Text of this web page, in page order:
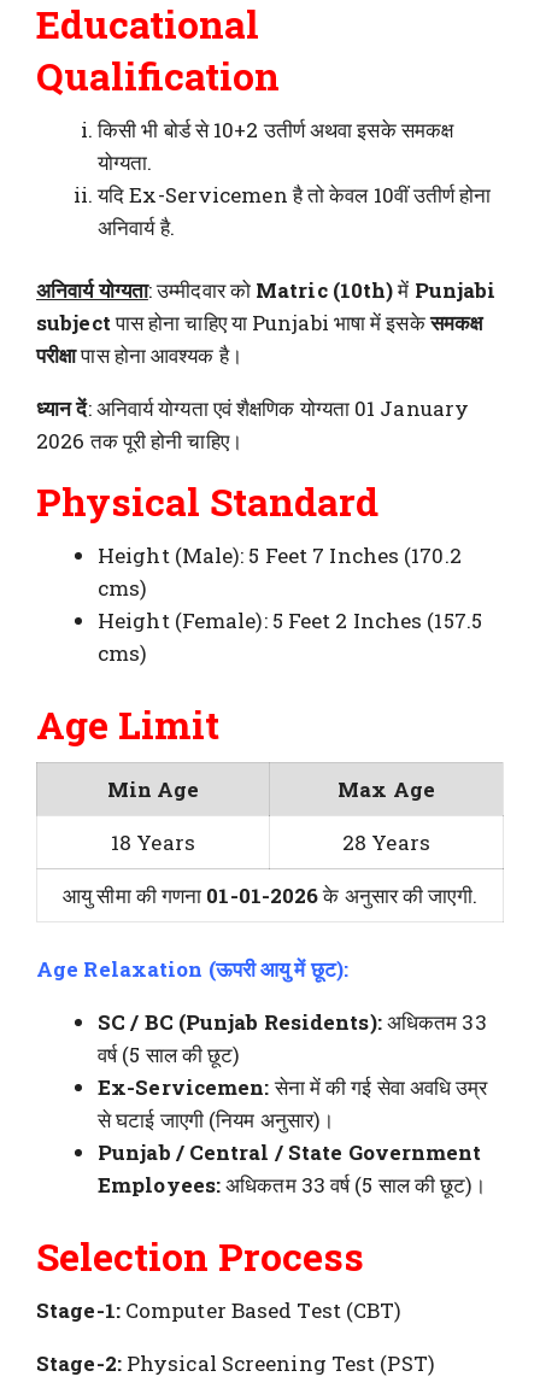
Educational
Qualification
किसी भी बोर्ड से 10+2 उतीर्ण अथवा इसके समकक्ष
योग्यता.
यदि Ex-Servicemen है तो केवल 10वीं उतीर्ण होना
अनिवार्य है.
अनिवार्य योग्यता: उम्मीदवार को Matric (10th)में Punjabi
subjectपास होना चाहिए या Punjabi भाषा में इसकेसमकक्ष
परीक्षापास होना आवश्यक है।
ध्यान दें: अनिवार्य योग्यता एवं शैक्षणिक योग्यता 01 January
2026 तक पूरी होनी चाहिए।
Physical Standard
Height (Male): 5 Feet 7 Inches (170.2
cms)
Height (Female): 5 Feet 2 Inches (157.5
cms)
Age Limit
Min Age
Max Age
18 Years
28 Years
आयु सीमा की गणना 01-01-2026के अनुसार की जाएगी.
Age Relaxation (ऊपरी आयु में छूट):
SC / BC (Punjab Residents):अधिकतम 33
वर्ष (5 साल की छूट)
Ex-Servicemen:सेना में की गई सेवा अवधि उम्र
से घटाई जाएगी (नियम अनुसार)।
Punjab / Central / State Government
Employees:अधिकतम 33 वर्ष (5 साल की छूट)।
Selection Process
Stage-1:Computer Based Test (CBT)
Stage-2:Physical Screening Test (PST)